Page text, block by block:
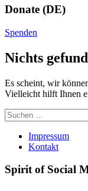
Donate (DE)
Spenden
Nichts
Es scheint, wir
Vielleicht hilft Ihnen
Suchen
nach:
Impressum
Kontakt
Spirit of Social